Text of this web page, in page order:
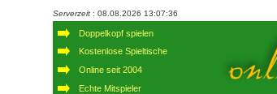
Serverzeit : 08.08.2026 13:07:36
Doppelkopf spielen
Kostenlose Spieltische
Online seit 2004
Echte Mitspieler